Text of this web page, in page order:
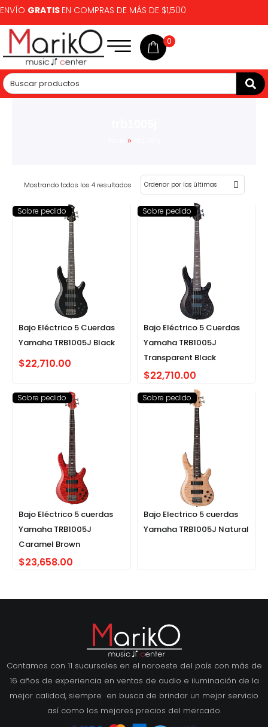
ENVÍO GRATIS EN COMPRAS DE MÁS DE $1,500
0
»
Mostrando todos los 4 resultados
Sobre pedido
Bajo Eléctrico 5 Cuerdas
Yamaha TRB1005J Black
$22,710.00
Sobre pedido
Bajo Eléctrico 5 Cuerdas
Yamaha TRB1005J
Transparent Black
$22,710.00
Sobre pedido
Bajo Eléctrico 5 cuerdas
Yamaha TRB1005J
Caramel Brown
$23,658.00
Sobre pedido
Bajo Electrico 5 cuerdas
Yamaha TRB1005J Natural
Contamos con 11 sucursales en el noroeste del país con más de
16 años de experiencia en ventas de audio e iluminación de la
mejor calidad, siempre en busca de brindar un mejor servicio
así como los mejores precios del mercado.